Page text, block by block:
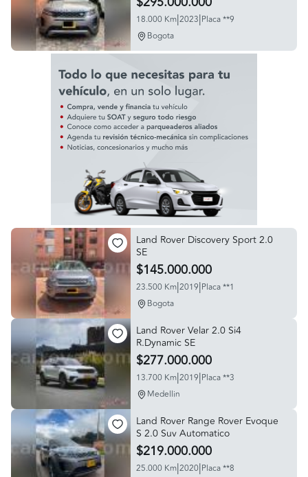
18.000 Km|2023|Placa **9
Bogota
Land Rover Discovery Sport 2.0
SE
$145.000.000
23.500 Km|2019|Placa **1
Bogota
Land Rover Velar 2.0 Si4
R.Dynamic SE
$277.000.000
13.700 Km|2019|Placa **3
Medellin
Land Rover Range Rover Evoque
S 2.0 Suv Automatico
$219.000.000
25.000 Km|2020|Placa **8